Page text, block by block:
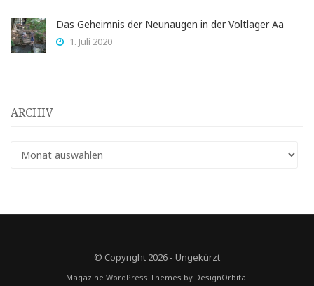
Das Geheimnis der Neunaugen in der Voltlager Aa
1. Juli 2020
ARCHIV
© Copyright 2026 - Ungekürzt
Magazine WordPress Themes by DesignOrbital